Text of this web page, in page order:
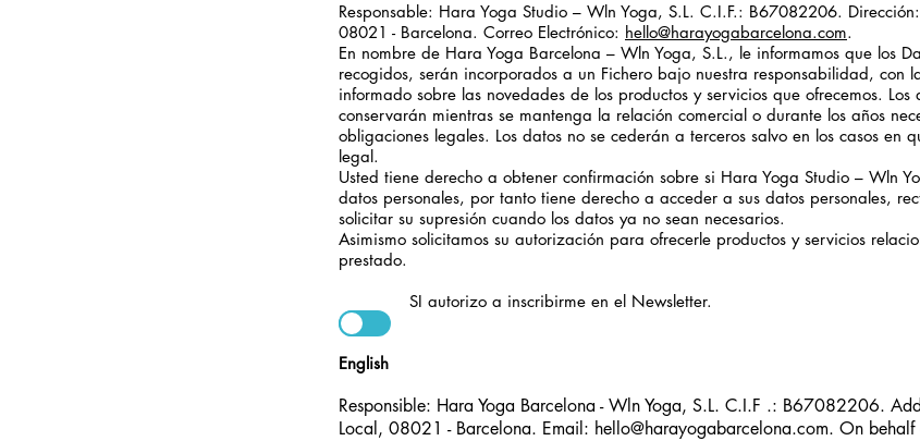
Responsable: Hara Yoga Studio – Wln Yoga, S.L. C.I.F.: B67082206.
08021 - Barcelona. Correo Electrónico: hello@harayogabarcelona.com.
En nombre de Hara Yoga Barcelona – Wln Yoga, S.L., le informamos que los
recogidos, serán incorporados a un Fichero bajo nuestra responsabilidad, con
informado sobre las novedades de los productos y servicios que ofrecemos. Los
conservarán mientras se mantenga la relación comercial o durante los años
obligaciones legales. Los datos no se cederán a terceros salvo en los casos en
legal.
Usted tiene derecho a obtener confirmación sobre si Hara Yoga Studio – Wln
datos personales, por tanto tiene derecho a acceder a sus datos personales,
solicitar su supresión cuando los datos ya no sean necesarios.
Asimismo solicitamos su autorización para ofrecerle productos y servicios
prestado.
SI autorizo a inscribirme en el Newsletter.
English
Responsible: Hara Yoga Barcelona - Wln Yoga, S.L. C.I.F .: B67082206.
Local, 08021 - Barcelona. Email: hello@harayogabarcelona.com. On behalf